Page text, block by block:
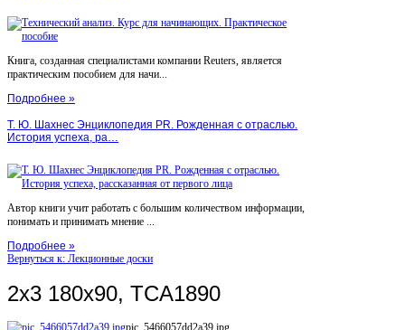
Книга, созданная специалистами компании Reuters, является
практическим пособием для начи...
Подробнее »
Т. Ю. Шахнес Энциклопедия PR. Рожденная с отраслью.
История успеха, ра…
Автор книги учит работать с большим количеством информации,
понимать и принимать мнение ...
Подробнее »
Вернуться к: Лекционные доски
2x3 180x90, TCA1890
pic_5466057dd2a39.jpg